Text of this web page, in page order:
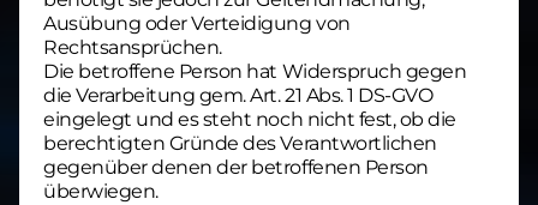
Ausübung oder Verteidigung von
Rechtsansprüchen.
Die betroffene Person hat Widerspruch gegen
die Verarbeitung gem. Art. 21 Abs. 1 DS-GVO
eingelegt und es steht noch nicht fest, ob die
berechtigten Gründe des Verantwortlichen
gegenüber denen der betroffenen Person
überwiegen.